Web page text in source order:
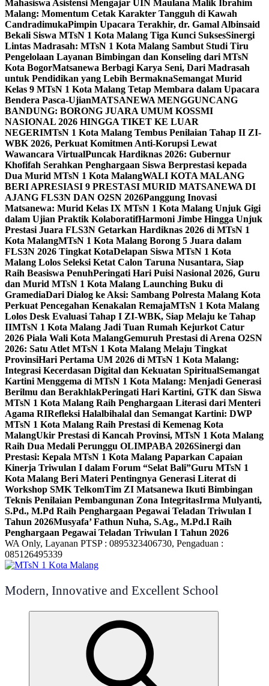
Mahasiswa Asistensi Mengajar UIN Maulana Malik Ibrahim
Malang: Momentum Cetak Karakter Tangguh di Kawah
CandradimukaPimpin Upacara Terakhir, dr. Gamal Albinsaid
Bekali Siswa MTsN 1 Kota Malang Tiga Kunci SuksesSinergi
Lintas Madrasah: MTsN 1 Kota Malang Sambut Studi Tiru
Pengelolaan Layanan Bimbingan dan Konseling dari MTsN
Kota BogorMatsanewa Berbagi Karya Seni, Dari Madrasah
untuk Pendidikan yang Lebih BermaknaSemangat Murid
Kelas 9 MTsN 1 Kota Malang Tetap Membara dalam Upacara
Bendera Pasca-UjianMATSANEWA MENGGUNCANG
BANDUNG: BORONG JUARA UMUM KOSSMI
NASIONAL 2026 HINGGA TIKET KE LUAR
NEGERIMTsN 1 Kota Malang Tembus Penilaian Tahap II ZI-
WBK 2026, Perkuat Komitmen Anti-Korupsi Lewat
Wawancara VirtualPuncak Hardiknas 2026: Gubernur
Khofifah Serahkan Penghargaan Siswa Berprestasi kepada
Dua Murid MTsN 1 Kota MalangWALI KOTA MALANG
BERI APRESIASI 9 PRESTASI MURID MATSANEWA DI
AJANG FLS3N DAN O2SN 2026Panggung Inovasi
Matsanewa: Murid Kelas IX MTsN 1 Kota Malang Unjuk Gigi
dalam Ujian Praktik KolaboratifHarmoni Jimbe Hingga Unjuk
Prestasi Juara FLS3N Getarkan Hardiknas 2026 di MTsN 1
Kota MalangMTsN 1 Kota Malang Borong 5 Juara dalam
FLS3N 2026 Tingkat KotaDelapan Siswa MTsN 1 Kota
Malang Lolos Seleksi Ketat Calon Taruna Nusantara, Siap
Raih Beasiswa PenuhPeringati Hari Puisi Nasional 2026, Guru
dan Murid MTsN 1 Kota Malang Launching Buku di
GramediaDari Dialog ke Aksi: Sambang Polresta Malang Kota
Perkuat Pencegahan Kenakalan RemajaMTsN 1 Kota Malang
Lolos Desk Evaluasi Tahap I ZI-WBK, Siap Melaju ke Tahap
IIMTsN 1 Kota Malang Jadi Tuan Rumah Kejurkot Catur
2026 Piala Wali Kota MalangGemuruh Prestasi di Arena O2SN
2026: Satu Atlet MTsN 1 Kota Malang Melaju Tingkat
ProvinsiHari Pertama UM 2026 di MTsN 1 Kota Malang:
Integrasi Kecerdasan Digital dan Kekuatan SpiritualSemangat
Kartini Menggema di MTsN 1 Kota Malang: Menjadi Generasi
Berilmu dan BerakhlakPeringati Hari Kartini, GTK dan Siswa
MTsN 1 Kota Malang Raih Penghargaan Literasi dari Menteri
Agama RIRefleksi Halalbihalal dan Semangat Kartini: DWP
MTsN 1 Kota Malang Raih Prestasi di Kemenag Kota
MalangUkir Prestasi di Kancah Provinsi, MTsN 1 Kota Malang
Raih Dua Medali Perunggu OLIMPABA 2026Sinergi dan
Prestasi: Kepala MTsN 1 Kota Malang Paparkan Capaian
Kinerja Triwulan I dalam Forum “Selat Bali”Guru MTsN 1
Kota Malang Beri Materi Pentingnya Generasi Literat di
Workshop SMK TelkomTim ZI Matsanewa Ikuti Bimbingan
Teknis Penilaian Pembangunan Zona IntegritasIrma Mulyanti,
S.Pd., M.Pd Raih Penghargaan Pegawai Teladan Triwulan I
Tahun 2026Musyafa’ Fathun Nuha, S.Ag., M.Pd.I Raih
Penghargaan Pegawai Teladan Triwulan I Tahun 2026
WA Only, Layanan PTSP : 0895323406730, Pengaduan :
085126495339
Modern, Innovative and Excellent School